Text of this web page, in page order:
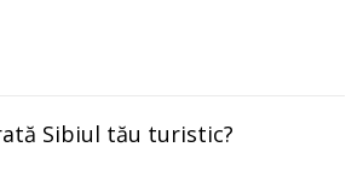
Sibiul tău turistic?